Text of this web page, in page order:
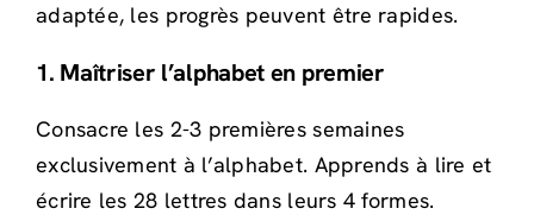
adaptée, les progrès peuvent être rapides.
1. Maîtriser l’alphabet en premier
Consacre les 2-3 premières semaines
exclusivement à l’alphabet. Apprends à lire et
écrire les 28 lettres dans leurs 4 formes.